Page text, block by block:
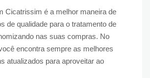
Cicatrissim é a melhor maneira de
de qualidade para o tratamento de
nas suas compras. No
encontra sempre as melhores
atualizados para aproveitar ao